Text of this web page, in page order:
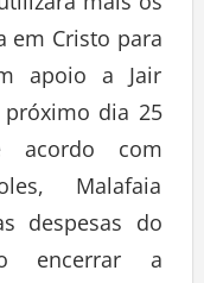
mais os
em Cristo para
apoio a Jair
dia 25
acordo com
Malafaia
despesas do
encerrar a